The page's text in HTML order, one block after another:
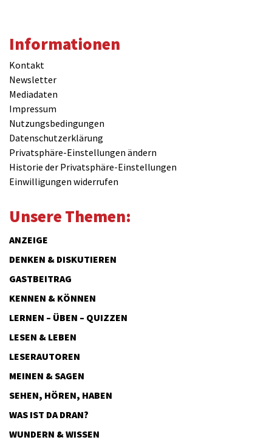
Informationen
Kontakt
Newsletter
Mediadaten
Impressum
Nutzungsbedingungen
Datenschutzerklärung
Privatsphäre-Einstellungen ändern
Historie der Privatsphäre-Einstellungen
Einwilligungen widerrufen
Unsere Themen:
ANZEIGE
DENKEN & DISKUTIEREN
GASTBEITRAG
KENNEN & KÖNNEN
LERNEN – ÜBEN – QUIZZEN
LESEN & LEBEN
LESERAUTOREN
MEINEN & SAGEN
SEHEN, HÖREN, HABEN
WAS IST DA DRAN?
WUNDERN & WISSEN